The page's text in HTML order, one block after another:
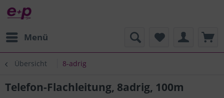
Menü
Übersicht 8-adrig
Telefon-Flachleitung, 8adrig, 100m